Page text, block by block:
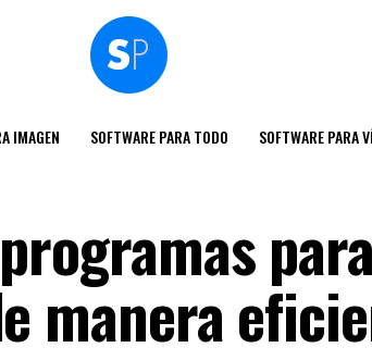
IMAGEN SOFTWARE PARA TODO SOFTWARE PARA
manera